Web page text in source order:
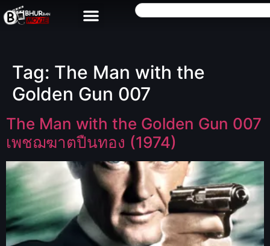
Tag: The Man with the
Golden Gun 007
The Man with the Golden Gun 007
เพชฌฆาตปืนทอง (1974)